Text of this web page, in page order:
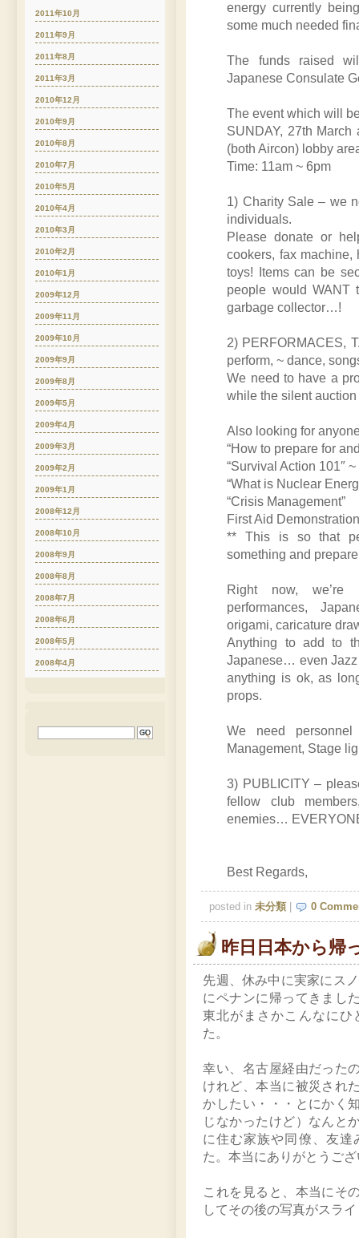
energy currently
some much needed
The funds raised
Japanese Consulate
The event which will
SUNDAY, 27th
(both Aircon) lobby
Time: 11am ~ 6pm
1) Charity Sale – we
individuals.
Please donate or
cookers, fax machine,
toys! Items can be
people would WANT
garbage collector…!
2) PERFORMACES,
perform, ~ dance,
We need to have a
while the silent
Also looking for
“How to prepare for
“Survival Action 101″
“What is Nuclear
“Crisis Management”
First Aid
** This is so that
something and
Right now, we’re
performances,
origami, caricature
Anything to add to
Japanese… even Jazz
anything is ok, as
props.
We need
Management, Stage
3) PUBLICITY –
fellow club
enemies…
Best Regards,
posted in 未分類| 0
昨日日本から帰
先週、休み中に実家にス
にペナンに帰ってきまし
東北がまさかこんなにひ
た。
幸い、名古屋経由だった
けれど、本当に被災され
かしたい・・・とにかく
じなかったけど）なんと
に住む家族や同僚、友達
た。本当にありがとうご
これを見ると、本当にそ
してその後の写真がスラ
2011年10月
2011年9月
2011年8月
2011年3月
2010年12月
2010年9月
2010年8月
2010年7月
2010年5月
2010年4月
2010年3月
2010年2月
2010年1月
2009年12月
2009年11月
2009年10月
2009年9月
2009年8月
2009年5月
2009年4月
2009年3月
2009年2月
2009年1月
2008年12月
2008年10月
2008年9月
2008年8月
2008年7月
2008年6月
2008年5月
2008年4月